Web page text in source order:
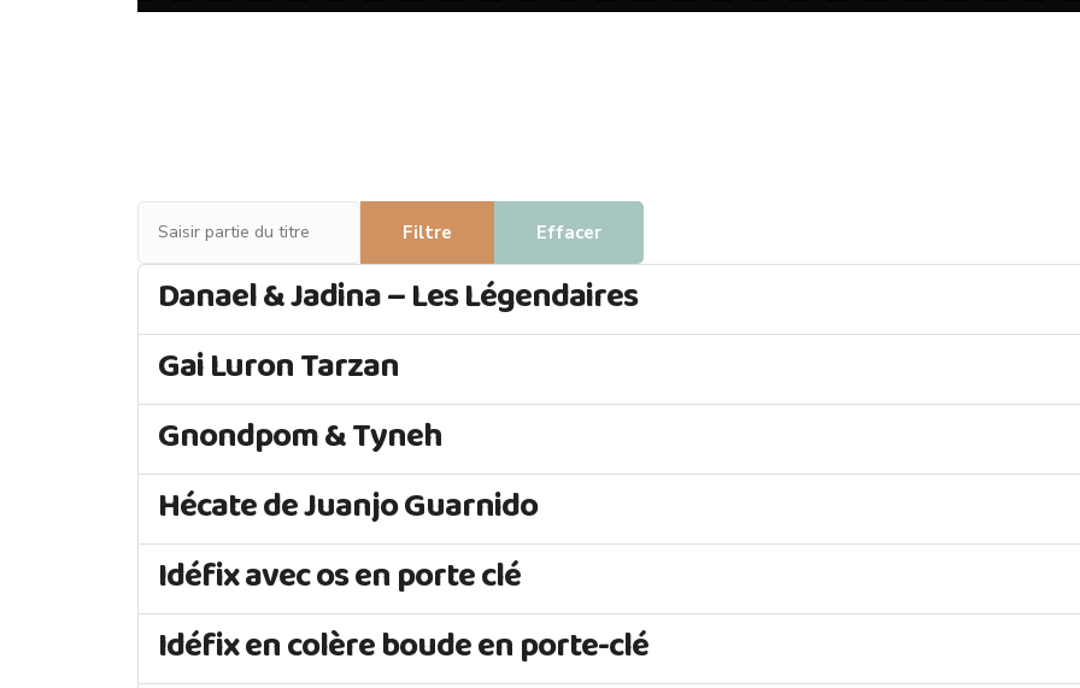
Filtre Effacer
Danael & Jadina – Les Légendaires
Gai Luron Tarzan
Gnondpom & Tyneh
Hécate de Juanjo Guarnido
Idéfix avec os en porte clé
Idéfix en colère boude en porte-clé